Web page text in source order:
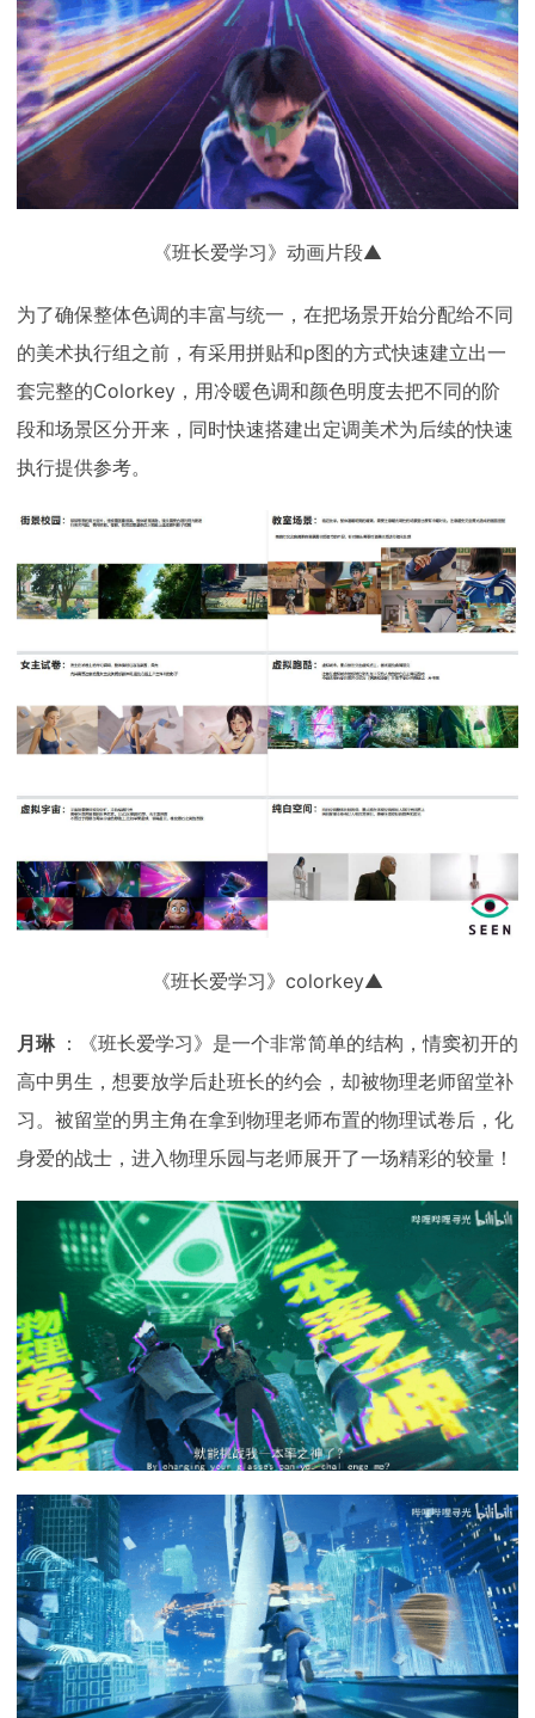
《班长爱学习》动画片段▲
为了确保整体色调的丰富与统一，在把场景开始分配给不同
的美术执行组之前，有采用拼贴和p图的方式快速建立出一
套完整的Colorkey，用冷暖色调和颜色明度去把不同的阶
段和场景区分开来，同时快速搭建出定调美术为后续的快速
执行提供参考。
《班长爱学习》colorkey▲
月琳 ：《班长爱学习》是一个非常简单的结构，情窦初开的
高中男生，想要放学后赴班长的约会，却被物理老师留堂补
习。被留堂的男主角在拿到物理老师布置的物理试卷后，化
身爱的战士，进入物理乐园与老师展开了一场精彩的较量！